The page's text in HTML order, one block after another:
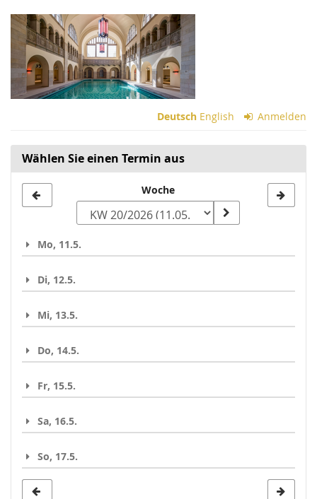
Zum
Haupt-
Inhalt
springen
Deutsch English Anmelden
Wählen Sie einen Termin aus
zur
auswählen
Woche
Mo, 11.5.
Di, 12.5.
Mi, 13.5.
Do, 14.5.
Fr, 15.5.
Sa, 16.5.
So, 17.5.